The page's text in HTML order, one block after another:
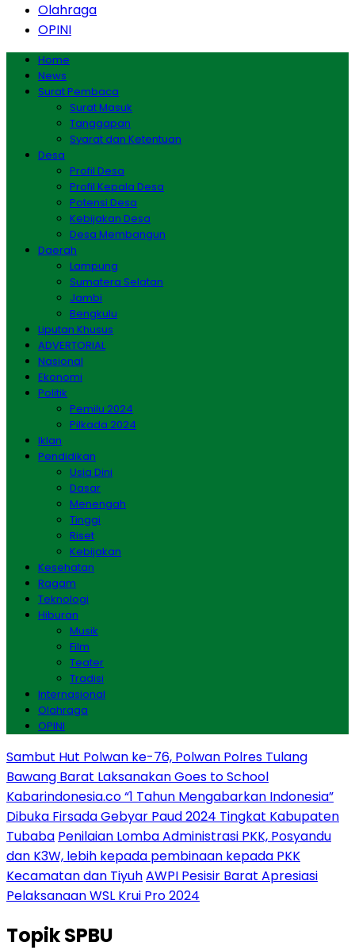
Olahraga
OPINI
Home
News
Surat Pembaca
Surat Masuk
Tanggapan
Syarat dan Ketentuan
Desa
Profil Desa
Profil Kepala Desa
Potensi Desa
Kebijakan Desa
Desa Membangun
Daerah
Lampung
Sumatera Selatan
Jambi
Bengkulu
Liputan Khusus
ADVERTORIAL
Nasional
Ekonomi
Politik
Pemilu 2024
Pilkada 2024
Iklan
Pendidikan
Usia Dini
Dasar
Menengah
Tinggi
Riset
Kebijakan
Kesehatan
Ragam
Teknologi
Hiburan
Musik
Film
Teater
Tradisi
Internasional
Olahraga
OPINI
Sambut Hut Polwan ke-76, Polwan Polres Tulang
Bawang Barat Laksanakan Goes to School
Kabarindonesia.co “1 Tahun Mengabarkan Indonesia”
Dibuka Firsada Gebyar Paud 2024 Tingkat Kabupaten
Tubaba Penilaian Lomba Administrasi PKK, Posyandu
dan K3W, lebih kepada pembinaan kepada PKK
Kecamatan dan TiyuhAWPI Pesisir Barat Apresiasi
Pelaksanaan WSL Krui Pro 2024
TopikSPBU